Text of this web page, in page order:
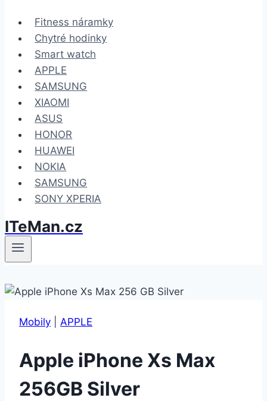
obsah Fitness náramky
Chytré hodinky
Smart watch
APPLE
SAMSUNG
XIAOMI
ASUS
HONOR
HUAWEI
NOKIA
SAMSUNG
SONY XPERIA
ITeMan.cz
Mobily APPLE
Apple iPhone Xs Max
256GB Silver